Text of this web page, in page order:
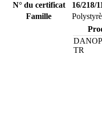
N° du certificat
16/218/
Famille
TR